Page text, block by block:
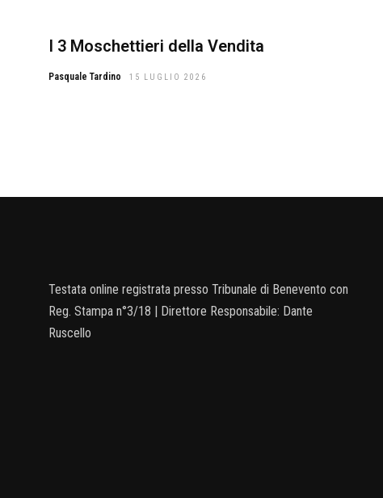
I 3 Moschettieri della Vendita
Pasquale Tardino 15 LUGLIO 2026
Testata online registrata presso Tribunale di Benevento con
Reg. Stampa n°3/18 | Direttore Responsabile: Dante
Ruscello